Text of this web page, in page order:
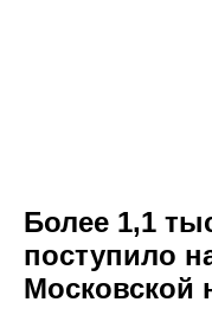
Более 1,1
поступило
Московской